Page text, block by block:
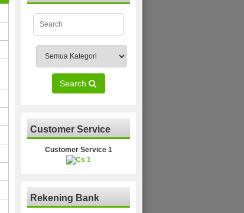
Search
Customer Service
Customer Service 1
Rekening Bank